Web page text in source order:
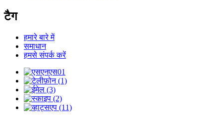
टैग
हमारे बारे में
समाधान
हमसे संपर्क करें